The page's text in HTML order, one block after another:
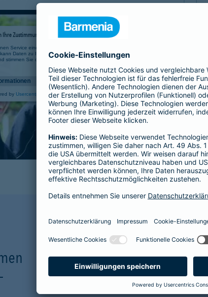
Zustimmung, um den YouTube Video-Service zu laden!
Service eines Drittanbieters, um Videoinhalte einzubetten.
Daten zu Ihren Aktivitäten sammeln. Bitte lesen Sie die
stimmen Sie der Nutzung des Service zu, um dieses Video
Akzeptieren
by Usercentrics Consent Management Platform